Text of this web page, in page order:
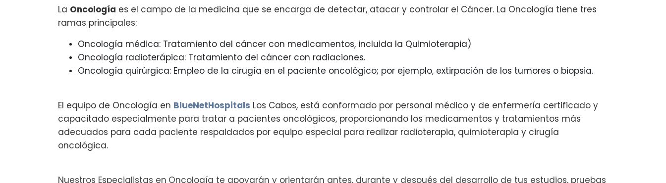
La Oncología es el campo de la medicina que se encarga de detectar, atacar y controlar el Cáncer. La Oncología tiene tres
ramas principales:
Oncología médica: Tratamiento del cáncer con medicamentos, incluida la Quimioterapia)
Oncología radioterápica: Tratamiento del cáncer con radiaciones.
Oncología quirúrgica: Empleo de la cirugía en el paciente oncológico; por ejemplo, extirpación de los tumores o biopsia.
El equipo de Oncología en BlueNetHospitals Los Cabos, está conformado por personal médico y de enfermería certificado y
capacitado especialmente para tratar a pacientes oncológicos, proporcionando los medicamentos y tratamientos más
adecuados para cada paciente respaldados por equipo especial para realizar radioterapia, quimioterapia y cirugía
oncológica.
Nuestros Especialistas en Oncología te apoyarán y orientarán antes, durante y después del desarrollo de tus estudios, pruebas